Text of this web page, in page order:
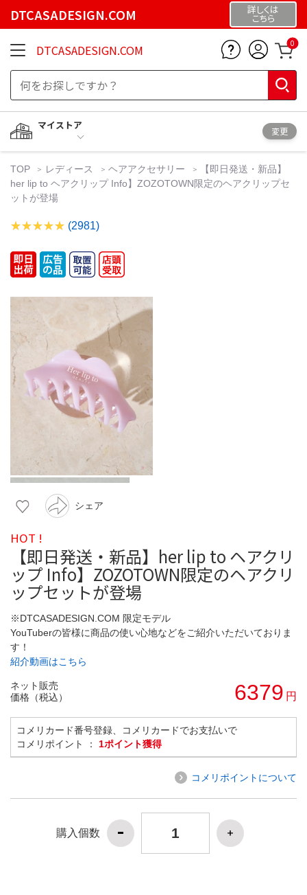
DTCASADESIGN.COM 詳しくは
こちら
DTCASADESIGN.COM 0
マイストア
変更
TOP レディース ヘアアクセサリー
【即日発送・新品】
her lip to ヘアクリップ Info】ZOZOTOWN限定のヘアクリップセ
ットが登場
(2981)
シェア
HOT !
【即日発送・新品】her lip to ヘアクリ
ップ Info】ZOZOTOWN限定のヘアクリ
ップセットが登場
※DTCASADESIGN.COM 限定モデル
YouTuberの皆様に商品の使い心地などをご紹介いただいておりま
す！
紹介動画はこちら
ネット販売
価格（税込）
6379 円
コメリカード番号登録、コメリカードでお支払いで
コメリポイント ： 1ポイント獲得
コメリポイントについて
購入個数